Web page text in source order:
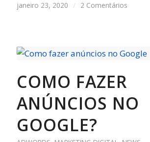
janeiro 23, 2020 / 2 Comentários
COMO FAZER
ANÚNCIOS NO
GOOGLE?